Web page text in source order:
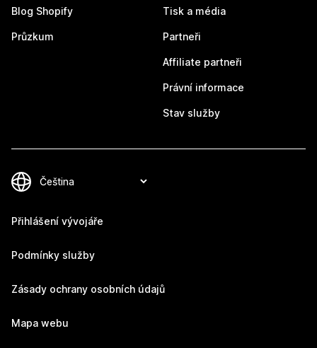
Blog Shopify
Průzkum
Tisk a média
Partneři
Affiliate partneři
Právní informace
Stav služby
Přihlášení vývojáře
Podmínky služby
Zásady ochrany osobních údajů
Mapa webu